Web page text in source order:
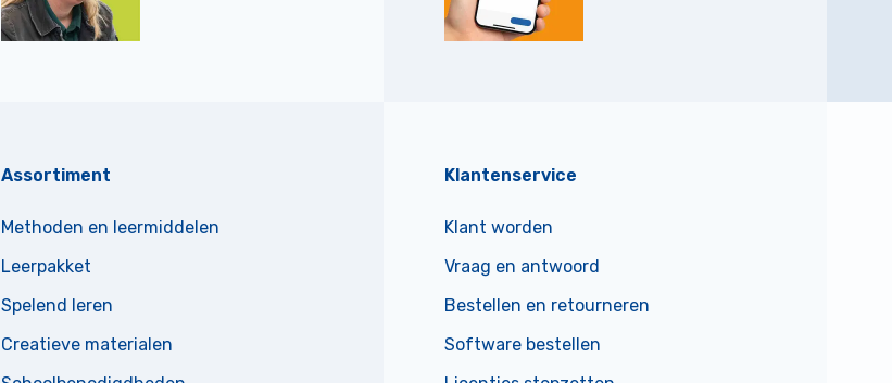
Assortiment
Methoden en leermiddelen
Leerpakket
Spelend leren
Creatieve materialen
Klantenservice
Klant worden
Vraag en antwoord
Bestellen en retourneren
Software bestellen